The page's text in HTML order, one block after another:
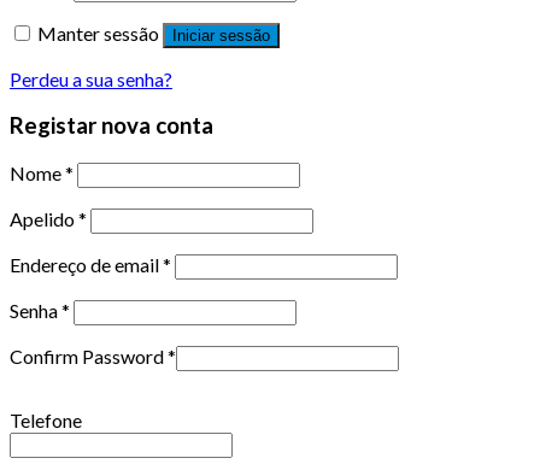
Manter sessão
Iniciar sessão
Perdeu a sua senha?
Registar nova conta
Nome*
Apelido*
Endereço de email*
Senha*
Confirm Password*
Telefone